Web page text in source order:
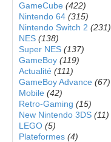
GameCube (422)
Nintendo 64 (315)
Nintendo Switch 2 (231)
NES (138)
Super NES (137)
GameBoy (119)
Actualité (111)
GameBoy Advance (67)
Mobile (42)
Retro-Gaming (15)
New Nintendo 3DS (11)
LEGO (5)
Plateformes (4)